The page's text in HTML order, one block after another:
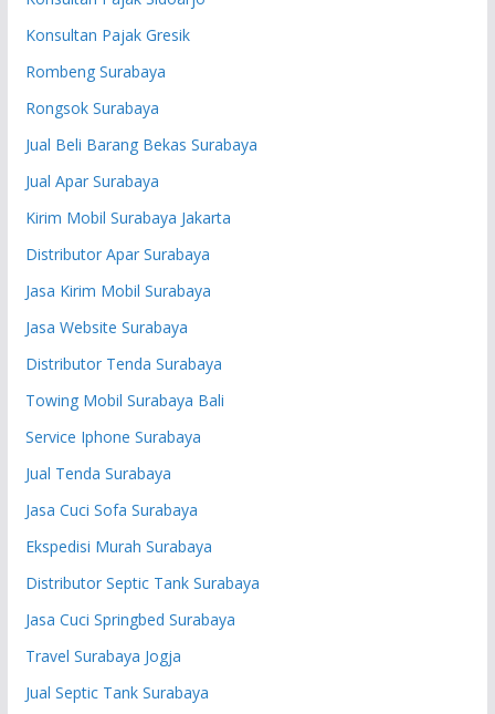
Konsultan Pajak Gresik
Rombeng Surabaya
Rongsok Surabaya
Jual Beli Barang Bekas Surabaya
Jual Apar Surabaya
Kirim Mobil Surabaya Jakarta
Distributor Apar Surabaya
Jasa Kirim Mobil Surabaya
Jasa Website Surabaya
Distributor Tenda Surabaya
Towing Mobil Surabaya Bali
Service Iphone Surabaya
Jual Tenda Surabaya
Jasa Cuci Sofa Surabaya
Ekspedisi Murah Surabaya
Distributor Septic Tank Surabaya
Jasa Cuci Springbed Surabaya
Travel Surabaya Jogja
Jual Septic Tank Surabaya